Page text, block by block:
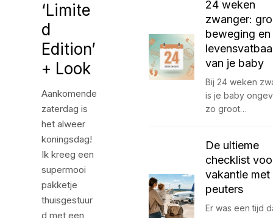
‘Limite
d
Edition’
+ Look
Aankomende
zaterdag is
het alweer
koningsdag!
Ik kreeg een
supermooi
pakketje
thuisgestuur
d met een
24 weken
zwanger:
beweging en
van je baby
Bij 24 weken
is je baby
zo groot…
De ultieme
checklist
vakantie met
peuters
Er was een tijd